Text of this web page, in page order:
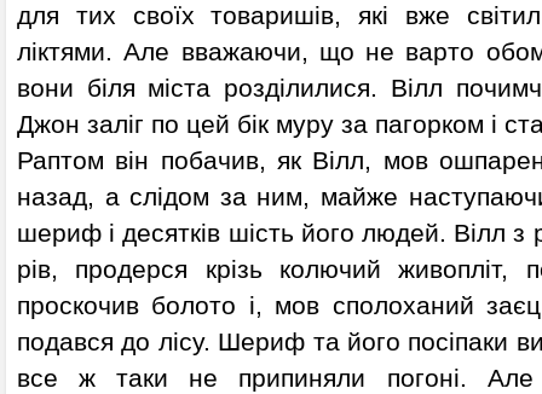
для тих своїх товаришів, які вже
ліктями. Але вважаючи, що не варто
вони біля міста розділилися. Вілл
Джон заліг по цей бік муру за пагорком і
Раптом він побачив, як Вілл, мов
назад, а слідом за ним, майже
шериф і десятків шість його людей. Вілл з
рів, продерся крізь колючий живопліт,
проскочив болото і, мов сполоханий
подався до лісу. Шериф та його посіпаки
все ж таки не припиняли погоні. Але